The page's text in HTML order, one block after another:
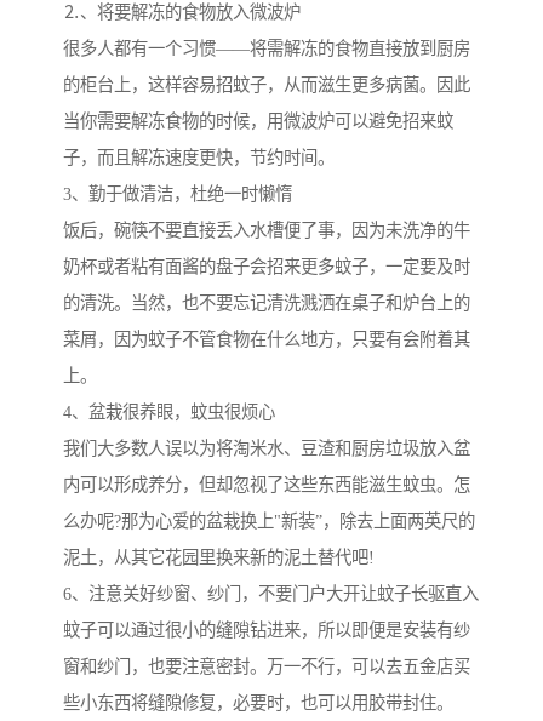
⒉、将要解冻的食物放入微波炉
很多人都有一个习惯——将需解冻的食物直接放到厨房
的柜台上，这样容易招蚊子，从而滋生更多病菌。因此
当你需要解冻食物的时候，用微波炉可以避免招来蚊
子，而且解冻速度更快，节约时间。
3、勤于做清洁，杜绝一时懒惰
饭后，碗筷不要直接丢入水槽便了事，因为未洗净的牛
奶杯或者粘有面酱的盘子会招来更多蚊子，一定要及时
的清洗。当然，也不要忘记清洗溅洒在桌子和炉台上的
菜屑，因为蚊子不管食物在什么地方，只要有会附着其
上。
4、盆栽很养眼，蚊虫很烦心
我们大多数人误以为将淘米水、豆渣和厨房垃圾放入盆
内可以形成养分，但却忽视了这些东西能滋生蚊虫。怎
么办呢?那为心爱的盆栽换上"新装”，除去上面两英尺的
泥土，从其它花园里换来新的泥土替代吧!
6、注意关好纱窗、纱门，不要门户大开让蚊子长驱直入
蚊子可以通过很小的缝隙钻进来，所以即便是安装有纱
窗和纱门，也要注意密封。万一不行，可以去五金店买
些小东西将缝隙修复，必要时，也可以用胶带封住。